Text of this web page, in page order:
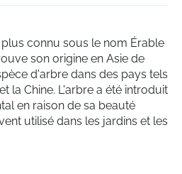
plus connu sous le nom Érable
son origine en Asie de
d'arbre dans des pays tels
la Chine. L'arbre a été introduit
en raison de sa beauté
utilisé dans les jardins et les